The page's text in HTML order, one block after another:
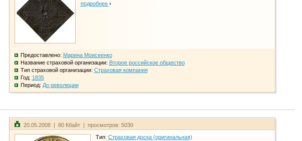
подробнее
Предоставлено: Марина Моисеенко
Название страховой организации: Второе российское общество
Тип страховой организации: Страховая компания
Год: 1835
Период: До революции
20.05.2008 | 80 Кбайт | просмотров: 5030
Тип: Страховая доска (оригинальная)